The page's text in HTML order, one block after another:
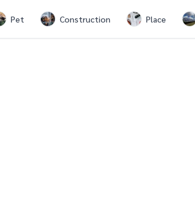
Pet Construction Place